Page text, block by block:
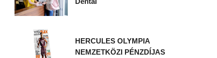
HERCULES OLYMPIA
NEMZETKÖZI PÉNZDÍJAS